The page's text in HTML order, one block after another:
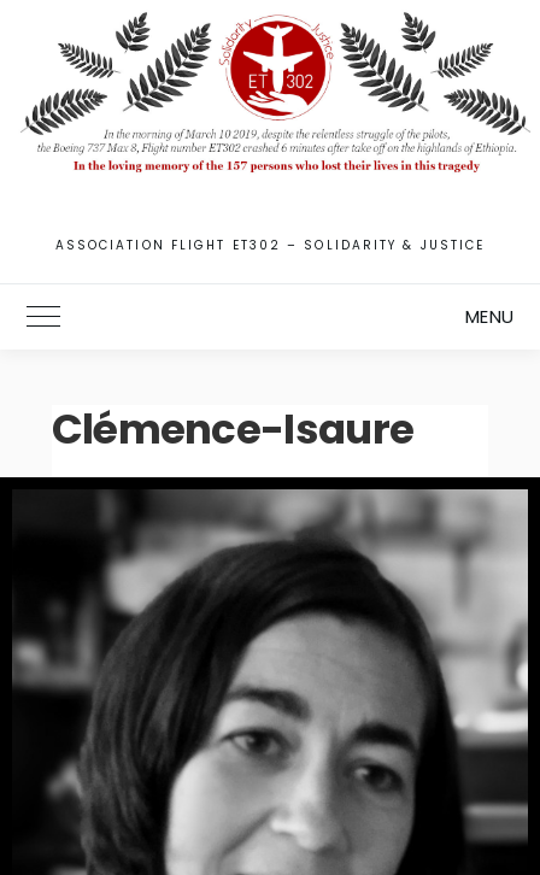
ASSOCIATION FLIGHT ET302 – SOLIDARITY & JUSTICE
Toggle Main Menu MENU
Clémence-Isaure